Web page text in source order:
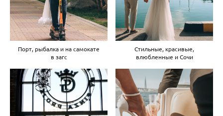
Порт, рыбалка и на самокате
в загс
Стильные, красивые,
влюбленные и Сочи